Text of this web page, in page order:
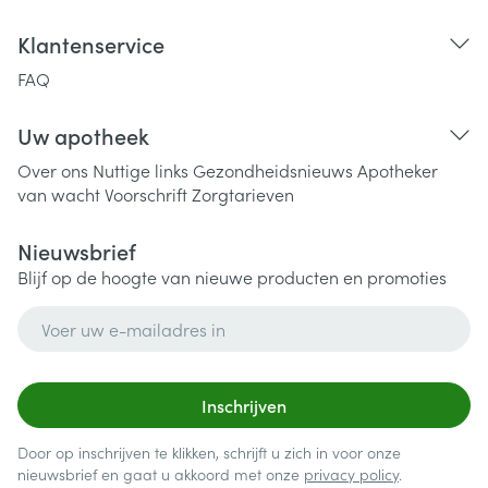
Klantenservice
FAQ
Uw apotheek
Over ons Nuttige links Gezondheidsnieuws Apotheker
van wachtVoorschriftZorgtarieven
Nieuwsbrief
Blijf op de hoogte van nieuwe producten en promoties
Inschrijven
Door op inschrijven te klikken, schrijft u zich in voor onze
nieuwsbrief en gaat u akkoord met onze privacy policy.